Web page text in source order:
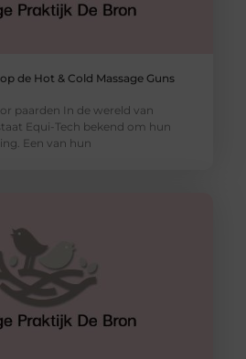
de Hot & Cold Massage Guns
paarden In de wereld van
Equi-Tech bekend om hun
Een van hun